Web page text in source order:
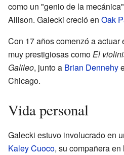
como un "genio de la
Allison. Galecki creció en Oak
Con 17 años comenzó a
muy prestigiosas comoEl
Galileo, junto a Brian Dennehy
Chicago.
Vida personal
Galecki estuvo involucrado en
Kaley Cuoco, su compañera en